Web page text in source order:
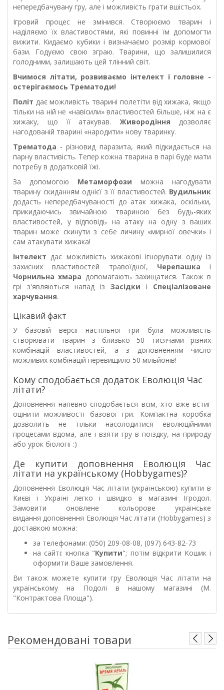
непередбачувану гру, але і можливість грати вшістьох.
Ігровий процес не змінився. Створюємо тварин і
наділяємо їх властивостями, які повинні їм допомогти
вижити. Кидаємо кубики і визначаємо розмір кормової
бази. Годуємо свою зграю. Тварини, що залишилися
голодними, залишають цей тлінний світ.
Вчимося літати, розвиваємо інтелект і головне -
остерігаємось Трематоди!
Політ дає можливість тварині полетіти від хижака, якщо
тільки на ній не «навісили» властивостей більше, ніж на є
хижаку, що її атакував.Живородіннядозволяє
нагодованій тварині «народити» нову тваринку.
Трематода - різновид паразита, який підкидається на
парну властивість. Тепер кожна тварина в парі буде мати
потребу в додатковій їжі.
За допомогою Метаморфози можна нагодувати
тварину скиданням однієї з її властивостей. Вудильник
додасть непередбачуваності до атак хижака, оскільки,
прикидаючись звичайною твариною без будь-яких
властивостей, у відповідь на атаку на одну з ваших
тварин може скинути з себе личину «мирної овечки» і
сам атакувати хижака!
Інтелектдає можливість хижакові ігнорувати одну із
захисних властивостей травоїдної, Черепашка і
Чорнильна хмара допомагають захищатися. Також в
грі з'являються напад із Засідки і Спеціалізоване
харчування.
Цікавий факт
У базовій версії настільної гри була можливість
створювати тварин з близько 50 тисячами різних
комбінацій властивостей, а з доповненням число
можливих комбінацій перевищило 50 мільйонів!
Кому сподобається додаток Еволюція Час
літати?
Доповнення напевно сподобається всім, хто вже встиг
оцінити можливості базової гри. Компактна коробка
дозволить не тільки насолодитися еволюційними
процесами вдома, але і взяти гру в поїздку, на природу
або урок біології :)
Де купити доповнення Еволюція Час
літати на українському (Hobbygames)?
Доповнення Еволюція Час літати (українською) купити в
Києві і Україні легко і швидко в магазині Ігродол.
Замовити оновлене кольорове українське
видання доповнення Еволюція Час літати (Hobbygames) з
доставкою можна:
за телефонами: (050) 209-08-08, (097) 643-82-73
на сайті: кнопка "Купити"; потім відкрити Кошик і
оформити Ваше замовлення.
Ви також можете купити гру Еволюція Час літати на
українському на Подолі в нашому магазині (М.
"Контрактова Площа").
Рекомендовані товари